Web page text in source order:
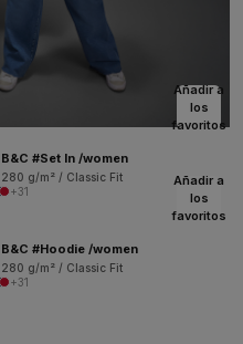
Añadir a
los
favoritos
B&C #Set In /women
280 g/m² / Classic Fit
+31
Añadir a
los
favoritos
B&C #Hoodie /women
280 g/m² / Classic Fit
+31